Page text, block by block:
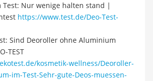
Test: Nur wenige halten stand |
https://www.test.de/Deo-Test-
Sind Deoroller ohne Aluminium
TEST
kosmetik-wellness/Deoroller-
im-Test-Sehr-gute-Deos-muessen-